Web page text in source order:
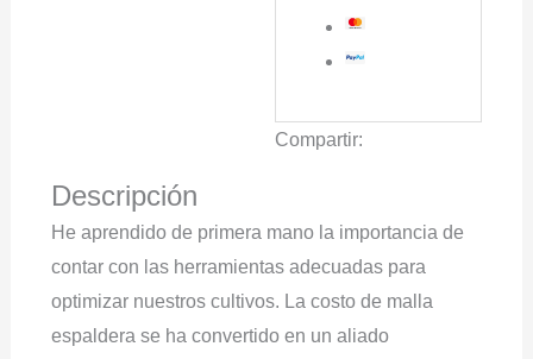
Compartir:
Descripción
He aprendido de primera mano la importancia de
contar con las herramientas adecuadas para
optimizar nuestros cultivos. La costo de malla
espaldera se ha convertido en un aliado